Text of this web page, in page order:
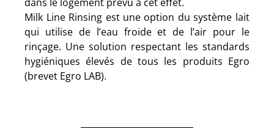
Milk Line Rinsing est une option du système lait
qui utilise de l’eau froide et de l’air pour le
rinçage. Une solution respectant les standards
hygiéniques élevés de tous les produits Egro
(brevet Egro LAB).